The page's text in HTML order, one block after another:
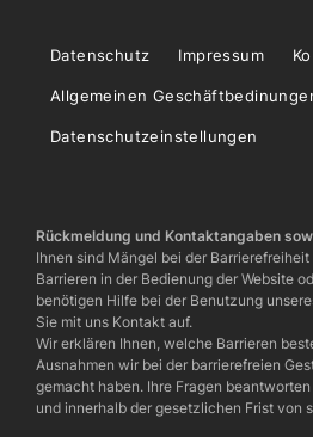
Datenschutz Impressum
Allgemeinen
Datenschutzeinstellungen
Rückmeldung und Kontaktangaben
Ihnen sind Mängel bei der
Barrieren in der Bedienung der Website
benötigen Hilfe bei der Benutzung
Sie mit uns Kontakt auf.
Wir erklären Ihnen, welche Barrieren
Ausnahmen wir bei der barrierefreien
gemacht haben. Ihre Fragen
und innerhalb der gesetzlichen Frist von